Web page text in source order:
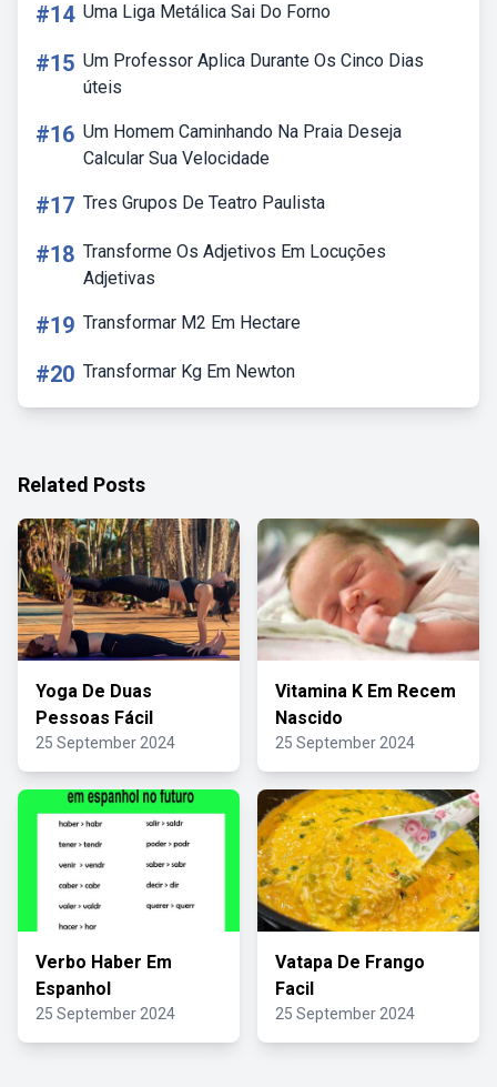
#14 Uma Liga Metálica Sai Do Forno
#15 Um Professor Aplica Durante Os Cinco Dias
úteis
#16 Um Homem Caminhando Na Praia Deseja
Calcular Sua Velocidade
#17 Tres Grupos De Teatro Paulista
#18 Transforme Os Adjetivos Em Locuções
Adjetivas
#19 Transformar M2 Em Hectare
#20 Transformar Kg Em Newton
Related Posts
Yoga De Duas
Pessoas Fácil
25 September 2024
Vitamina K Em Recem
Nascido
25 September 2024
Verbo Haber Em
Espanhol
25 September 2024
Vatapa De Frango
Facil
25 September 2024